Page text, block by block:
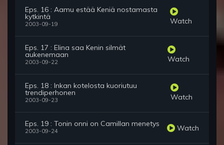
Eps. 16 : Aamu estää Keniä nostamasta
kytkintä
2003-09-19 Watch
Eps. 17 : Elina saa Kenin silmät
aukenemaan
2003-09-22 Watch
Eps. 18 : Inkan kotelosta kuoriutuu
trendiperhonen
2003-09-23 Watch
Eps. 19 : Tonin onni on Camillan menetys
2003-09-24 Watch